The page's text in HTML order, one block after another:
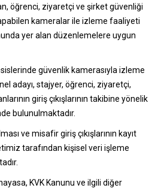
öğrenci, ziyaretçi ve şirket güvenliği
kameralar ile izleme faaliyeti
yer alan düzenlemelere uygun
güvenlik kamerasıyla izleme
adayı, stajyer, öğrenci, ziyaretçi,
giriş çıkışlarının takibine yönelik
bulunulmaktadır.
ve misafir giriş çıkışlarının kayıt
tarafından kişisel veri işleme
KVK Kanunu ve ilgili diğer